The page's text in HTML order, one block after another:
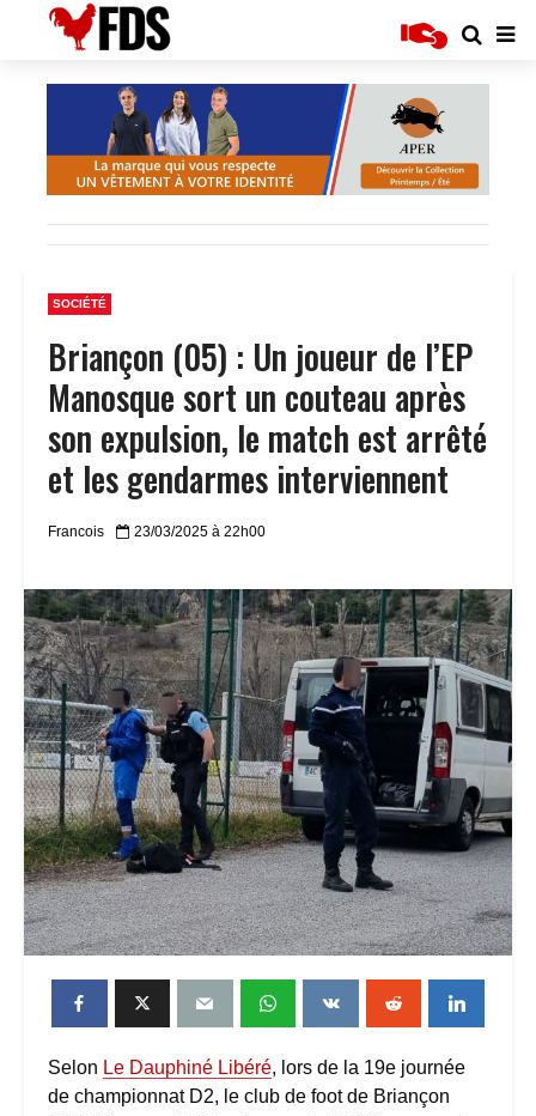
SOCIÉTÉ
Briançon (05) : Un joueur de l’EP
Manosque sort un couteau après
son expulsion, le match est arrêté
et les gendarmes interviennent
Francois 23/03/2025 à 22h00
Selon Le Dauphiné Libéré, lors de la 19e journée
de championnat D2, le club de foot de Briançon